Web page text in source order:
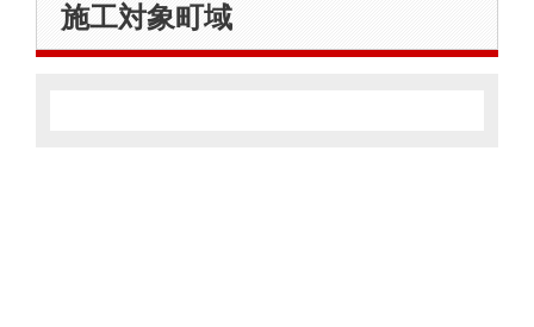
施工対象町域